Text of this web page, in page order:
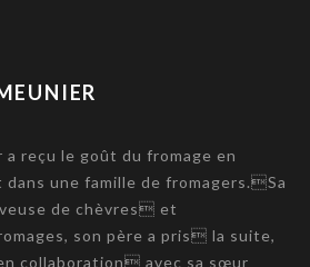
a reçu le goût du fromage en
une famille de fromagers.Sa
de chèvres et
son père a pris la suite,
collaboration avec sa sœur